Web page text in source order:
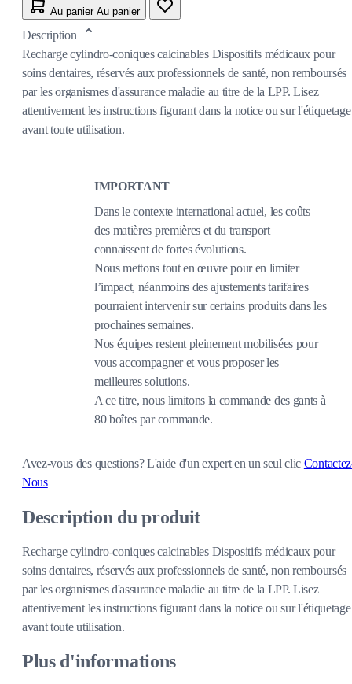
Au panier Au panier
Description
Recharge cylindro-coniques calcinables Dispositifs médicaux pour
soins dentaires, réservés aux professionnels de santé, non remboursés
par les organismes d'assurance maladie au titre de la LPP. Lisez
attentivement les instructions figurant dans la notice ou sur l'étiquetage
avant toute utilisation.
IMPORTANT
Dans le contexte international actuel, les coûts
des matières premières et du transport
connaissent de fortes évolutions.
Nous mettons tout en œuvre pour en limiter
l’impact, néanmoins des ajustements tarifaires
pourraient intervenir sur certains produits dans les
prochaines semaines.
Nos équipes restent pleinement mobilisées pour
vous accompagner et vous proposer les
meilleures solutions.
A ce titre, nous limitons la commande des gants à
80 boîtes par commande.
Avez-vous des questions?L'aide d'un expert en un seul clic
Nous
Description du produit
Recharge cylindro-coniques calcinables Dispositifs médicaux pour
soins dentaires, réservés aux professionnels de santé, non remboursés
par les organismes d'assurance maladie au titre de la LPP. Lisez
attentivement les instructions figurant dans la notice ou sur l'étiquetage
avant toute utilisation.
Plus d'informations